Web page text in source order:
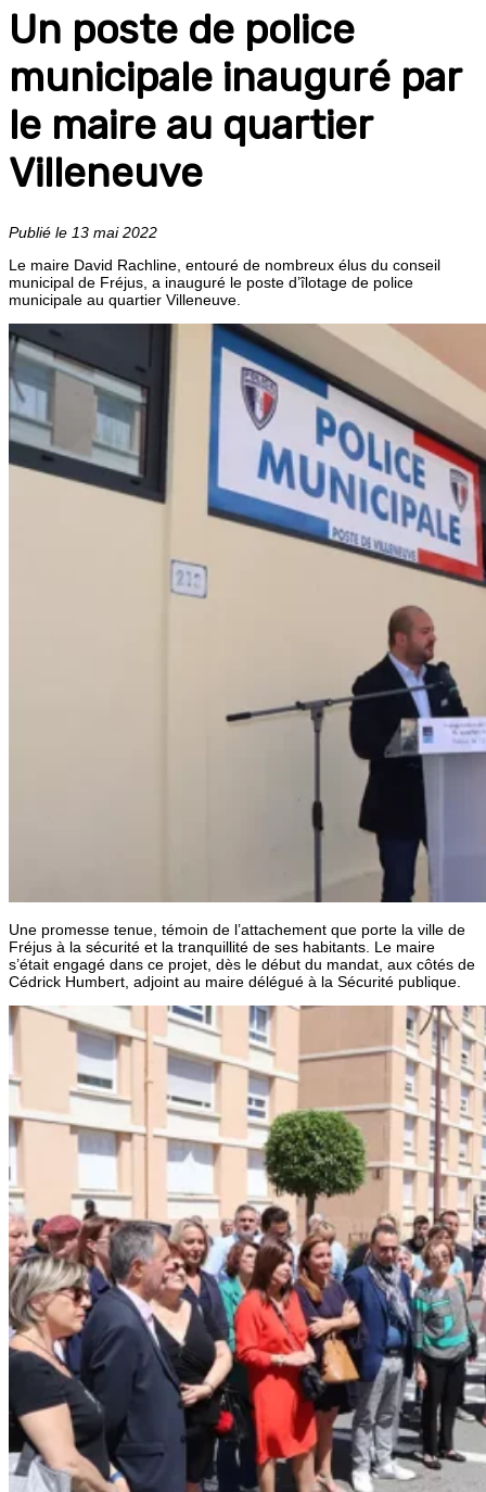
Un poste de police
municipale inauguré par
le maire au quartier
Villeneuve
Publié le 13 mai 2022
Le maire David Rachline, entouré de nombreux élus du conseil
municipal de Fréjus, a inauguré le poste d’îlotage de police
municipale au quartier Villeneuve.
Une promesse tenue, témoin de l’attachement que porte la ville de
Fréjus à la sécurité et la tranquillité de ses habitants. Le maire
s’était engagé dans ce projet, dès le début du mandat, aux côtés de
Cédrick Humbert, adjoint au maire délégué à la Sécurité publique.